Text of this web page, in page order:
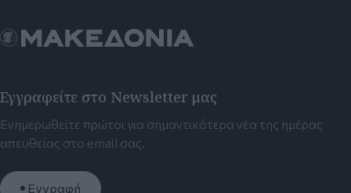
Εγγραφείτε στο Newsletter μας
Ενημερωθείτε πρώτοι για σημαντικότερα νέα της ημέρας
απευθείας στο email σας.
Εγγραφή